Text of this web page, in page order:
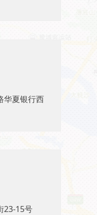
华夏银行西
华夏银行西
23-15号
23-15号